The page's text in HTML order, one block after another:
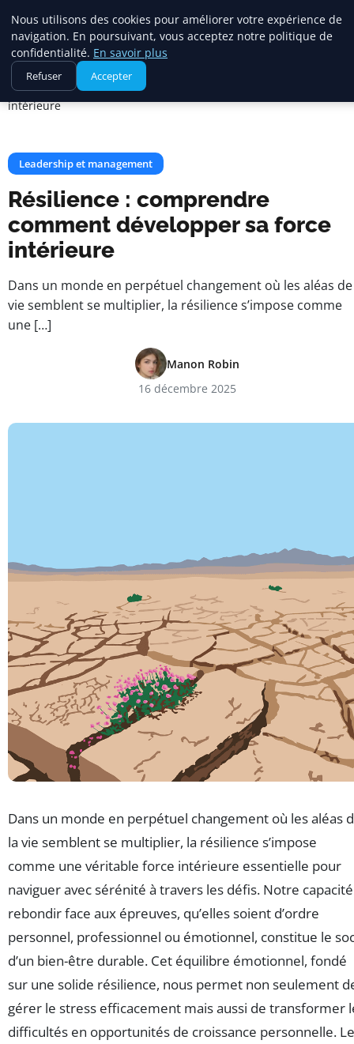
Maadi Gazette
Accueil
Leadership et management
Résilience : comprendre comment développer sa force
intérieure
Leadership et management
Résilience : comprendre
comment développer sa force
intérieure
Dans un monde en perpétuel changement où les aléas
vie semblent se multiplier, la résilience s’impose comme
une […]
Manon Robin
16 décembre 2025
Dans un monde en perpétuel changement où les aléas
la vie semblent se multiplier, la résilience s’impose
comme une véritable force intérieure essentielle pour
naviguer avec sérénité à travers les défis. Notre
rebondir face aux épreuves, qu’elles soient d’ordre
personnel, professionnel ou émotionnel, constitue le
d’un bien-être durable. Cet équilibre émotionnel, fondé
sur une solide résilience, nous permet non seulement
gérer le stress efficacement mais aussi de transformer
difficultés en opportunités de croissance personnelle. Le
Nous utilisons des cookies pour améliorer votre expérience de
navigation. En poursuivant, vous acceptez notre politique de
confidentialité. En savoir plus
Refuser Accepter